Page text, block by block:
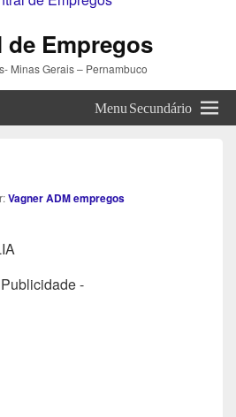
de Empregos
Minas Gerais – Pernambuco
Menu Secundário
Vagner ADM empregos
-